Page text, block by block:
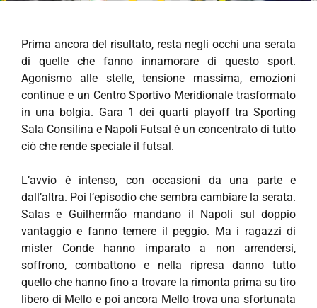
Prima ancora del risultato, resta negli occhi una serata
di quelle che fanno innamorare di questo sport.
Agonismo alle stelle, tensione massima, emozioni
continue e un Centro Sportivo Meridionale trasformato
in una bolgia. Gara 1 dei quarti playoff tra Sporting
Sala Consilina e Napoli Futsal è un concentrato di tutto
ciò che rende speciale il futsal.
L’avvio è intenso, con occasioni da una parte e
dall’altra. Poi l’episodio che sembra cambiare la serata.
Salas e Guilhermão mandano il Napoli sul doppio
vantaggio e fanno temere il peggio. Ma i ragazzi di
mister Conde hanno imparato a non arrendersi,
soffrono, combattono e nella ripresa danno tutto
quello che hanno fino a trovare la rimonta prima su tiro
libero di Mello e poi ancora Mello trova una sfortunata